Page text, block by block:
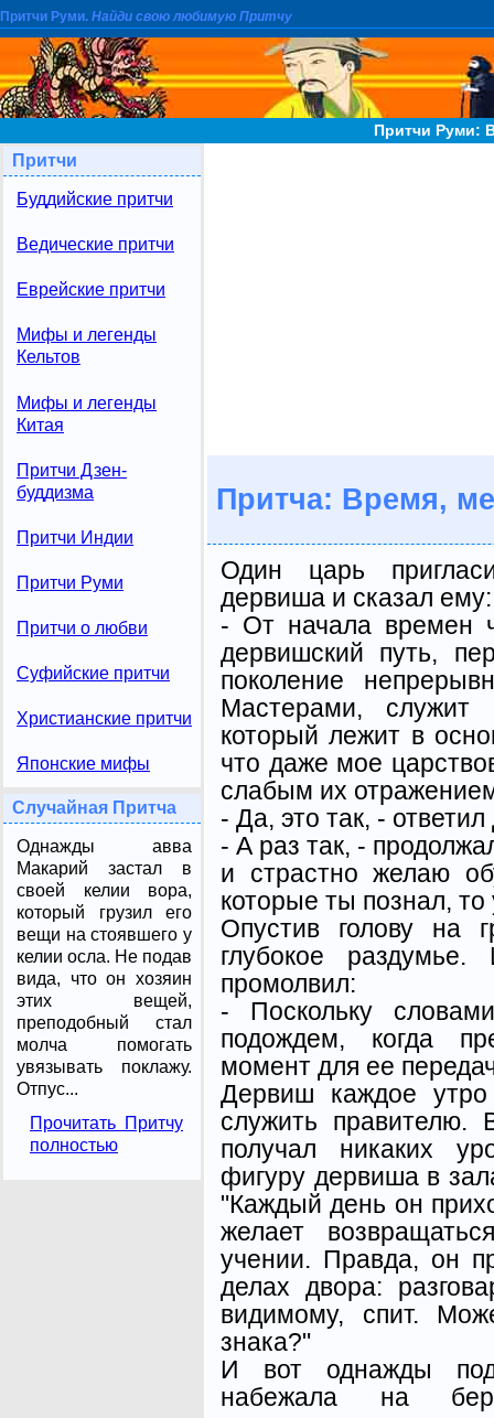
Притчи Руми. Найди свою любимую Притчу
Притчи Руми:
Притчи
Буддийские притчи
Ведические притчи
Еврейские притчи
Мифы и легенды
Кельтов
Мифы и легенды
Китая
Притчи Дзен-
буддизма
Притчи Индии
Притчи Руми
Притчи о любви
Суфийские притчи
Христианские притчи
Японские мифы
Случайная Притча
Однажды авва
Макарий застал в
своей келии вора,
который грузил его
вещи на стоявшего у
келии осла. Не подав
вида, что он хозяин
этих вещей,
преподобный стал
молча помогать
увязывать поклажу.
Отпус...
Прочитать Притчу
полностью
Притча: Время,
Один царь
дервиша и сказал ему:
- От начала времен
дервишский путь,
поколение
Мастерами, служит
который лежит в
что даже мое
слабым их
- Да, это так, -
- А раз так, -
и страстно желаю
которые ты познал,
Опустив голову на
глубокое
промолвил:
- Поскольку
подождем, когда
момент для ее
Дервиш каждое утро
служить
получал никаких
фигуру дервиша в
"Каждый день он
желает
учении. Правда, он
делах двора:
видимому, спит.
знака?"
И вот однажды
набежала на